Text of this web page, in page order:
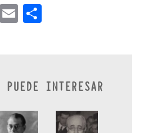
Telegram
Email
INTERESAR